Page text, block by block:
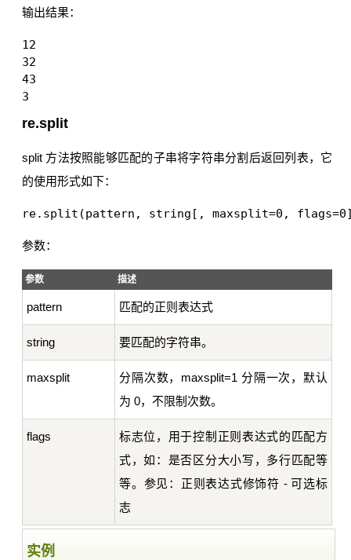
输出结果：
12
32
43
re.split
split 方法按照能够匹配的子串将字符串分割后返回列表，它
的使用形式如下：
re.split(pattern, string[, maxsplit=0,
参数：
参数 描述
pattern 匹配的正则表达式
string 要匹配的字符串。
maxsplit
分隔次数，maxsplit=1 分隔一次，默认
为 0，不限制次数。
flags
标志位，用于控制正则表达式的匹配方
式，如：是否区分大小写，多行匹配等
等。参见：正则表达式修饰符 - 可选标
志
实例